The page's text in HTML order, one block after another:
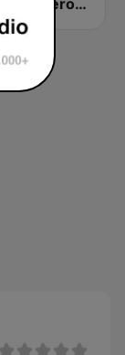
La Poderosa de Rancho